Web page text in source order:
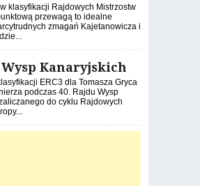
klasyfikacji Rajdowych Mistrzostw
przewagą to idealne
zmagań Kajetanowicza i
Wysp Kanaryjskich
ERC3 dla Tomasza Gryca
podczas 40. Rajdu Wysp
do cyklu Rajdowych